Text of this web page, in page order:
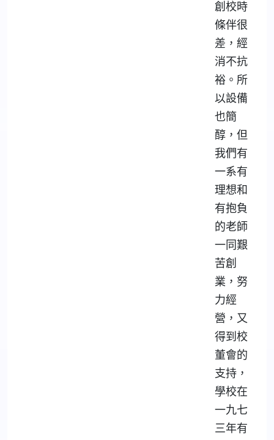
創校時
條伴很
差，經
消不抗
裕。所
以設備
也簡
醇，但
我們有
一系有
理想和
有抱負
的老師
一同艱
苦創
業，努
力經
營，又
得到校
董會的
支持，
學校在
一九七
三年有